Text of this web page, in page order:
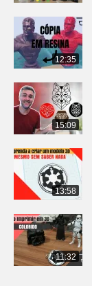
12:35
15:09
13:58
11:32